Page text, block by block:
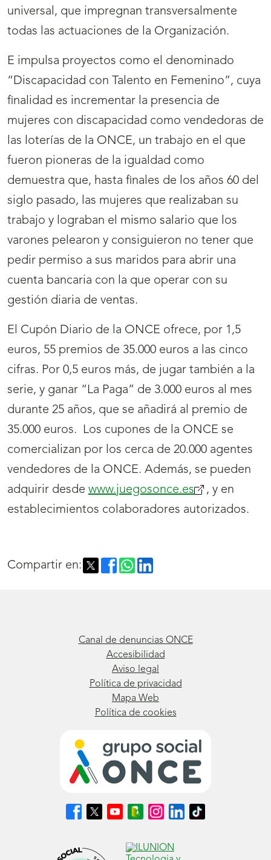
universal, que impregnan transversalmente
todas las actuaciones de la Organización.
E impulsa proyectos como el denominado
“Discapacidad con Talento en Femenino”, cuya
finalidad es incrementar la presencia de
mujeres con discapacidad como vendedoras de
las loterías de la ONCE, un trabajo en el que
fueron pioneras de la igualdad como
demuestra que, hasta finales de los años 60 del
siglo pasado, las mujeres que realizaban su
trabajo y lograban el mismo salario que los
varones pelearon y consiguieron no tener que
pedir permiso a sus maridos para abrir una
cuenta bancaria con la que operar con su
gestión diaria de ventas.
El Cupón Diario de la ONCE ofrece, por 1,5
euros, 55 premios de 35.000 euros a las cinco
cifras. Por 0,5 euros más, de jugar también a la
serie, y ganar “La Paga” de 3.000 euros al mes
durante 25 años, que se añadirá al premio de
35.000 euros. Los cupones de la ONCE se
comercializan por los cerca de 20.000 agentes
vendedores de la ONCE. Además, se pueden
adquirir desde www.juegosonce.es(se
abrirá
, y en
establecimientos colaboradores autorizados.
Compartir en:
Canal de denuncias ONCE
Accesibilidad
Aviso legal
Política de privacidad
Mapa Web
Política de cookies
Síguenos
en
abrirá
Síguenos
en
abrirá
Síguenos
en
abrirá
Síguenos
en
Blog
ONCE
Síguenos
en
(se
abrirá
Síguenos
en
(se
abrirá
Síguenos
en